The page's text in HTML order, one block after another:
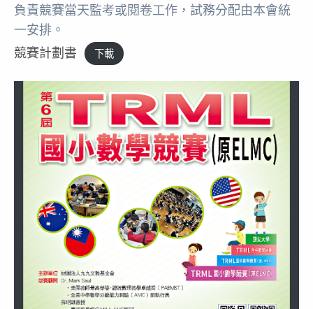
負責競賽當天監考或閱卷工作，試務分配由本會統
一安排。
競賽計劃書
下載